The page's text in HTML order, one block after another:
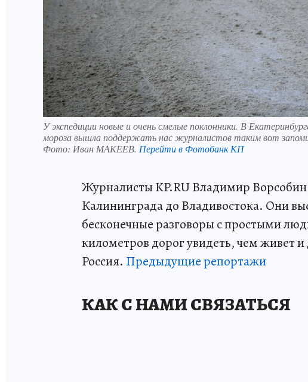
У экспедиции новые и очень смелые поклонники. В
мороза вышла поддержать нас журналистов таким вот
Фото: Иван МАКЕЕВ. Перейти в Фотобанк КП
Журналисты KP.RU Владимир
Калининграда до Владивостока. Они
бесконечные разговоры с простыми
километров дорог увидеть, чем живет
Россия. Предыдущие репортажи
КАК С НАМИ СВЯЗАТЬСЯ